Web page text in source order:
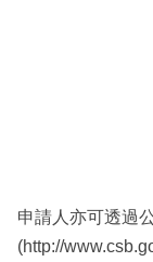
申請人亦可透過
(http://